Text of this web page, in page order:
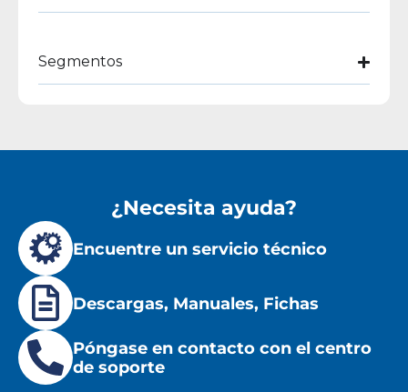
Segmentos
¿Necesita ayuda?
Encuentre un servicio técnico
Descargas, Manuales, Fichas
Póngase en contacto con el centro
de soporte